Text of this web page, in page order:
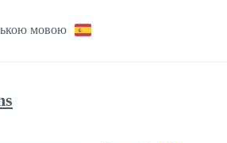
мовою